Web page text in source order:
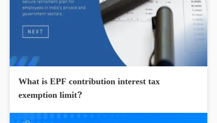
What is EPF contribution interest tax
exemption limit?